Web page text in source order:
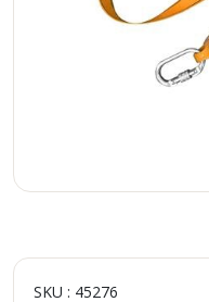
SKU : 45276